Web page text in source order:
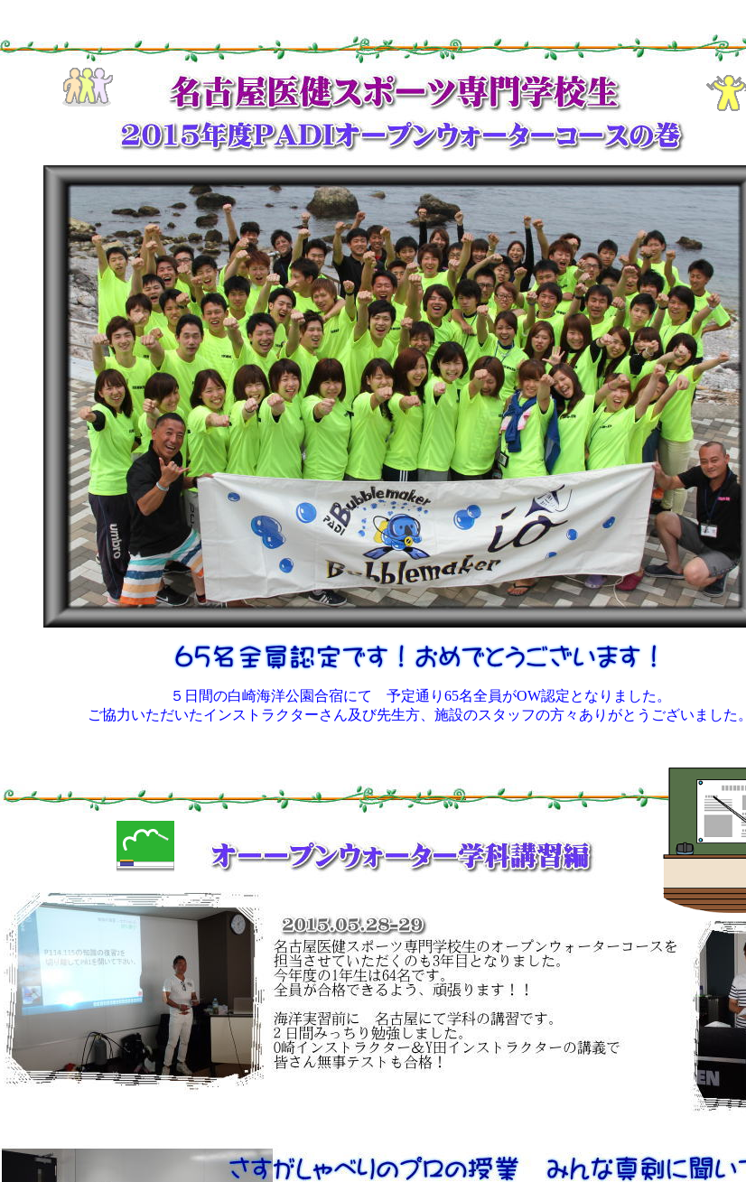
５日間の白崎海洋公園合宿にて 予定通り65名全員がOW認定となりました。
ご協力いただいたインストラクターさん及び先生方、施設のスタッフの方々ありがとうございました。